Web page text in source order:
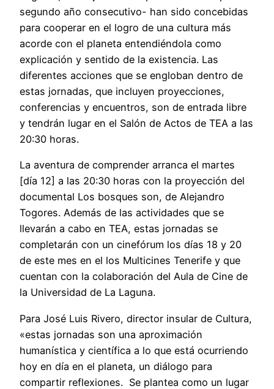
segundo año consecutivo- han sido concebidas
para cooperar en el logro de una cultura más
acorde con el planeta entendiéndola como
explicación y sentido de la existencia. Las
diferentes acciones que se engloban dentro de
estas jornadas, que incluyen proyecciones,
conferencias y encuentros, son de entrada libre
y tendrán lugar en el Salón de Actos de TEA a las
20:30 horas.
La aventura de comprender arranca el martes
[día 12] a las 20:30 horas con la proyección del
documental Los bosques son, de Alejandro
Togores. Además de las actividades que se
llevarán a cabo en TEA, estas jornadas se
completarán con un cinefórum los días 18 y 20
de este mes en el los Multicines Tenerife y que
cuentan con la colaboración del Aula de Cine de
la Universidad de La Laguna.
Para José Luis Rivero, director insular de Cultura,
«estas jornadas son una aproximación
humanística y científica a lo que está ocurriendo
hoy en día en el planeta, un diálogo para
compartir reflexiones. Se plantea como un lugar